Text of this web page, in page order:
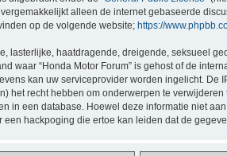
alleen de internet gebaseerde
op de volgende website; https://
lasterlijke, haatdragende, dreigende, seksueel
waar “Honda Motor Forum” is gehost of de
kan uw serviceprovider worden ingelicht.
het recht hebben om onderwerpen te
in een database. Hoewel deze informatie niet
hackpoging die ertoe kan leiden dat de